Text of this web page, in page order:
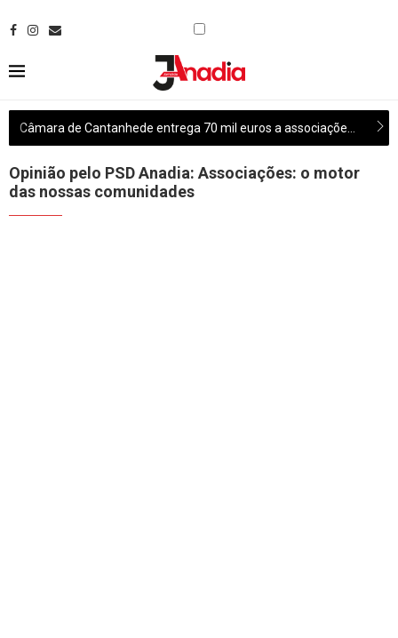
Opinião pelo PSD Anadia: Associações: o motor
das nossas comunidades